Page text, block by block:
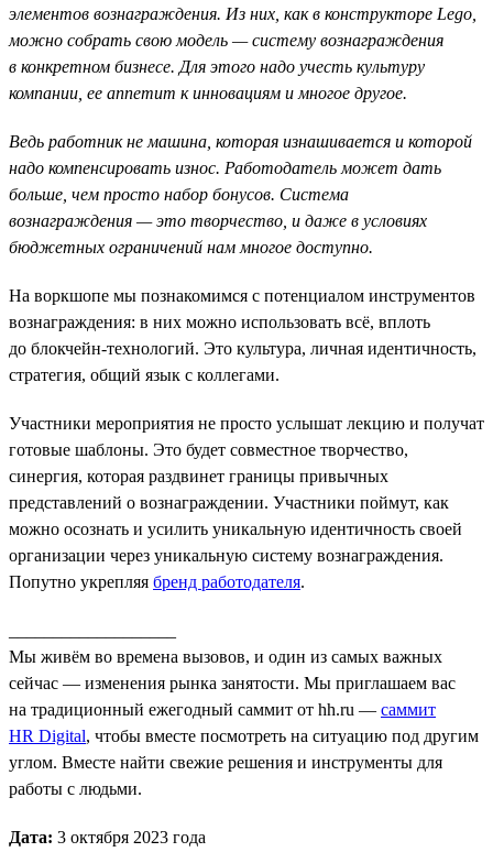
элементов вознаграждения. Из них, как в конструкторе Lego,
можно собрать свою модель — систему вознаграждения
в конкретном бизнесе. Для этого надо учесть культуру
компании, ее аппетит к инновациям и многое другое.
Ведь работник не машина, которая изнашивается и которой
надо компенсировать износ. Работодатель может дать
больше, чем просто набор бонусов. Система
вознаграждения — это творчество, и даже в условиях
бюджетных ограничений нам многое доступно.
На воркшопе мы познакомимся с потенциалом инструментов
вознаграждения: в них можно использовать всё, вплоть
до блокчейн-технологий. Это культура, личная идентичность,
стратегия, общий язык с коллегами.
Участники мероприятия не просто услышат лекцию и получат
готовые шаблоны. Это будет совместное творчество,
синергия, которая раздвинет границы привычных
представлений о вознаграждении. Участники поймут, как
можно осознать и усилить уникальную идентичность своей
организации через уникальную систему вознаграждения.
Попутно укрепляя бренд работодателя.
Мы живём во времена вызовов, и один из самых важных
сейчас — изменения рынка занятости. Мы приглашаем вас
на традиционный ежегодный саммит от hh.ru — саммит
HR Digital, чтобы вместе посмотреть на ситуацию под другим
углом. Вместе найти свежие решения и инструменты для
работы с людьми.
Дата: 3 октября 2023 года